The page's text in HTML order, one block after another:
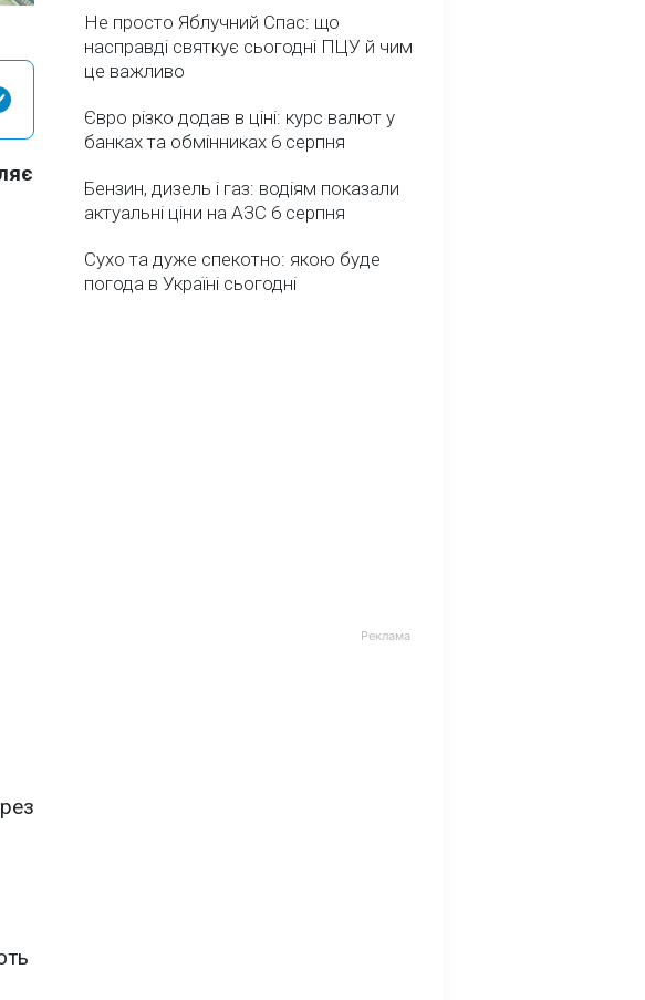
Не просто Яблучний Спас: що
насправді святкує сьогодні ПЦУ й чим
це важливо
Євро різко додав в ціні: курс валют у
банках та обмінниках 6 серпня
Бензин, дизель і газ: водіям показали
актуальні ціни на АЗС 6 серпня
Сухо та дуже спекотно: якою буде
погода в Україні сьогодні